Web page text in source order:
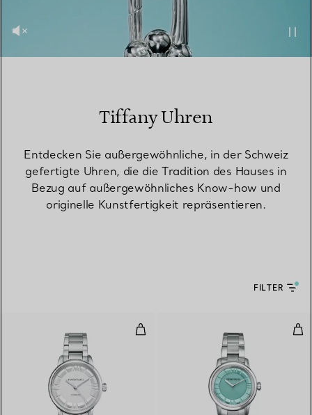
Tiffany Uhren
Entdecken Sie außergewöhnliche, in der Schweiz
gefertigte Uhren, die die Tradition des Hauses in
Bezug auf außergewöhnliches Know-how und
originelle Kunstfertigkeit repräsentieren.
FILTER
34-mm-Automatikuhr aus